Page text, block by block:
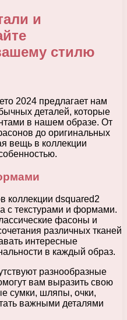
и
стилю
2024 предлагает нам
деталей, которые
в нашем образе. От
до оригинальных
вещь в коллекции
коллекции dsquared2
с текстурами и формами.
фасоны и
различных тканей
интересные
в каждый образ.
разнообразные
вам выразить свою
сумки, шляпы, очки,
важными деталями